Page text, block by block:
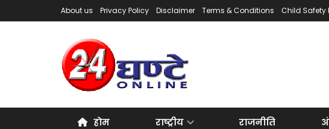
About us Privacy Policy Disclaimer Terms & Conditions Child Safety
होम राष्ट्रीय राजनीति